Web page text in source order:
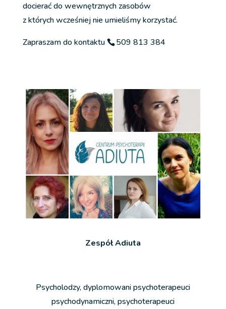
docierać do wewnętrznych zasobów
z których wcześniej nie umieliśmy korzystać.
Zapraszam do kontaktu
509 813 384
Zespół Adiuta
Psycholodzy, dyplomowani psychoterapeuci
psychodynamiczni, psychoterapeuci